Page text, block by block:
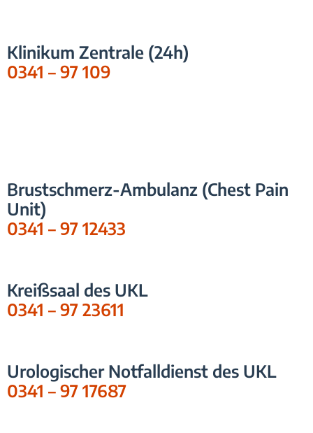
Klinikum Zentrale (24h)
0341 – 97 109
Brustschmerz-Ambulanz (Chest Pain
Unit)
0341 – 97 12433
Kreißsaal des UKL
0341 – 97 23611
Urologischer Notfalldienst des UKL
0341 – 97 17687